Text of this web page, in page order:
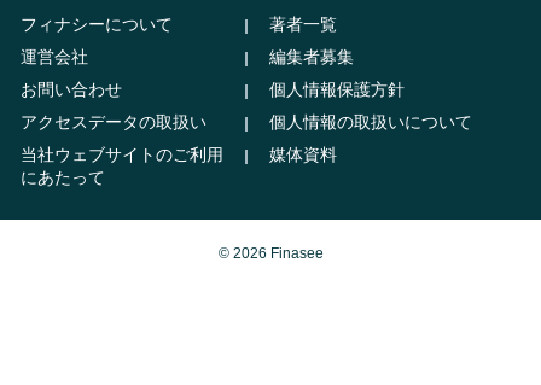
フィナシーについて
著者一覧
運営会社
編集者募集
お問い合わせ
個人情報保護方針
アクセスデータの取扱い
個人情報の取扱いについて
当社ウェブサイトのご利用
にあたって
媒体資料
© 2026 Finasee